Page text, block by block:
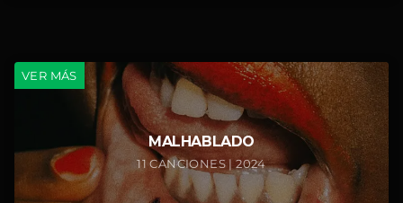
Dosis
Pérdida Total (ft. Leonel García
Qué bonito es lo bonito
VER MÁS
MALHABLADO
11 CANCIONES | 2024